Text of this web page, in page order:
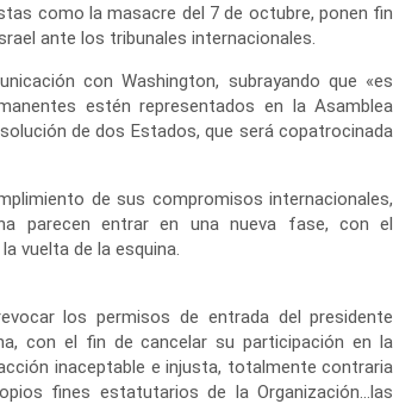
como la masacre del 7 de octubre, ponen fin
ante los tribunales internacionales.
con Washington, subrayando que «es
estén representados en la Asamblea
de dos Estados, que será copatrocinada
de sus compromisos internacionales,
parecen entrar en una nueva fase, con el
vuelta de la esquina.
los permisos de entrada del presidente
con el fin de cancelar su participación en la
inaceptable e injusta, totalmente contraria
fines estatutarios de la Organización…las